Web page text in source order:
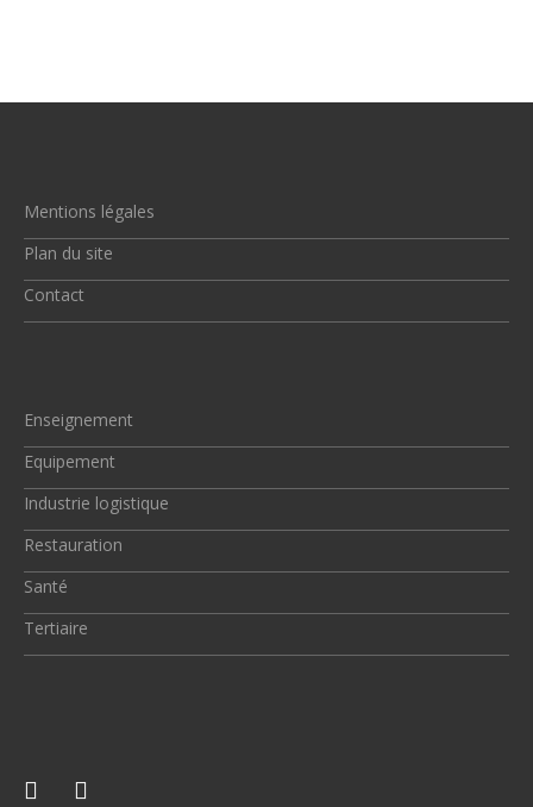
Mentions légales
Plan du site
Contact
Enseignement
Equipement
Industrie logistique
Restauration
Santé
Tertiaire